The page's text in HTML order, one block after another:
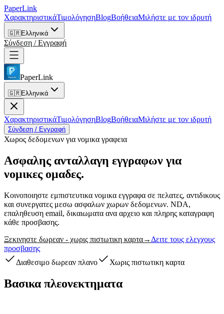
PaperLink
ΧαρακτηριστικάΤιμολόγησηBlogΒοήθειαΜιλήστε με τον ιδρυτή
🇬🇷Ελληνικά
Σύνδεση / Εγγραφή
PaperLink
🇬🇷Ελληνικά
ΧαρακτηριστικάΤιμολόγησηBlogΒοήθειαΜιλήστε με τον ιδρυτή
Σύνδεση / Εγγραφή
Χωρος δεδομενων για νομικα γραφεια
Ασφαλης ανταλλαγη εγγραφων για
νομικες ομαδες.
Κοινοποιηστε εμπιστευτικα νομικα εγγραφα σε πελατες, αντιδικους
και συνεργατες μεσω ασφαλων χωρων δεδομενων. NDA,
επαληθευση email, δικαιωματα ανα αρχειο και πληρης καταγραφη
κάθε προσβασης.
Ξεκινηστε δωρεαν - χωρις πιστωτικη καρτα→ Δειτε τους ελεγχους
προσβασης
Διαθεσιμο δωρεαν πλανο
Χωρις πιστωτικη καρτα
Βασικα πλεονεκτηματα